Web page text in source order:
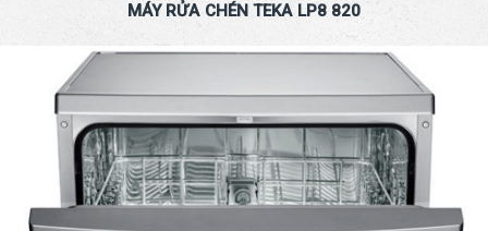
MÁY RỬA CHÉN TEKA LP8 820